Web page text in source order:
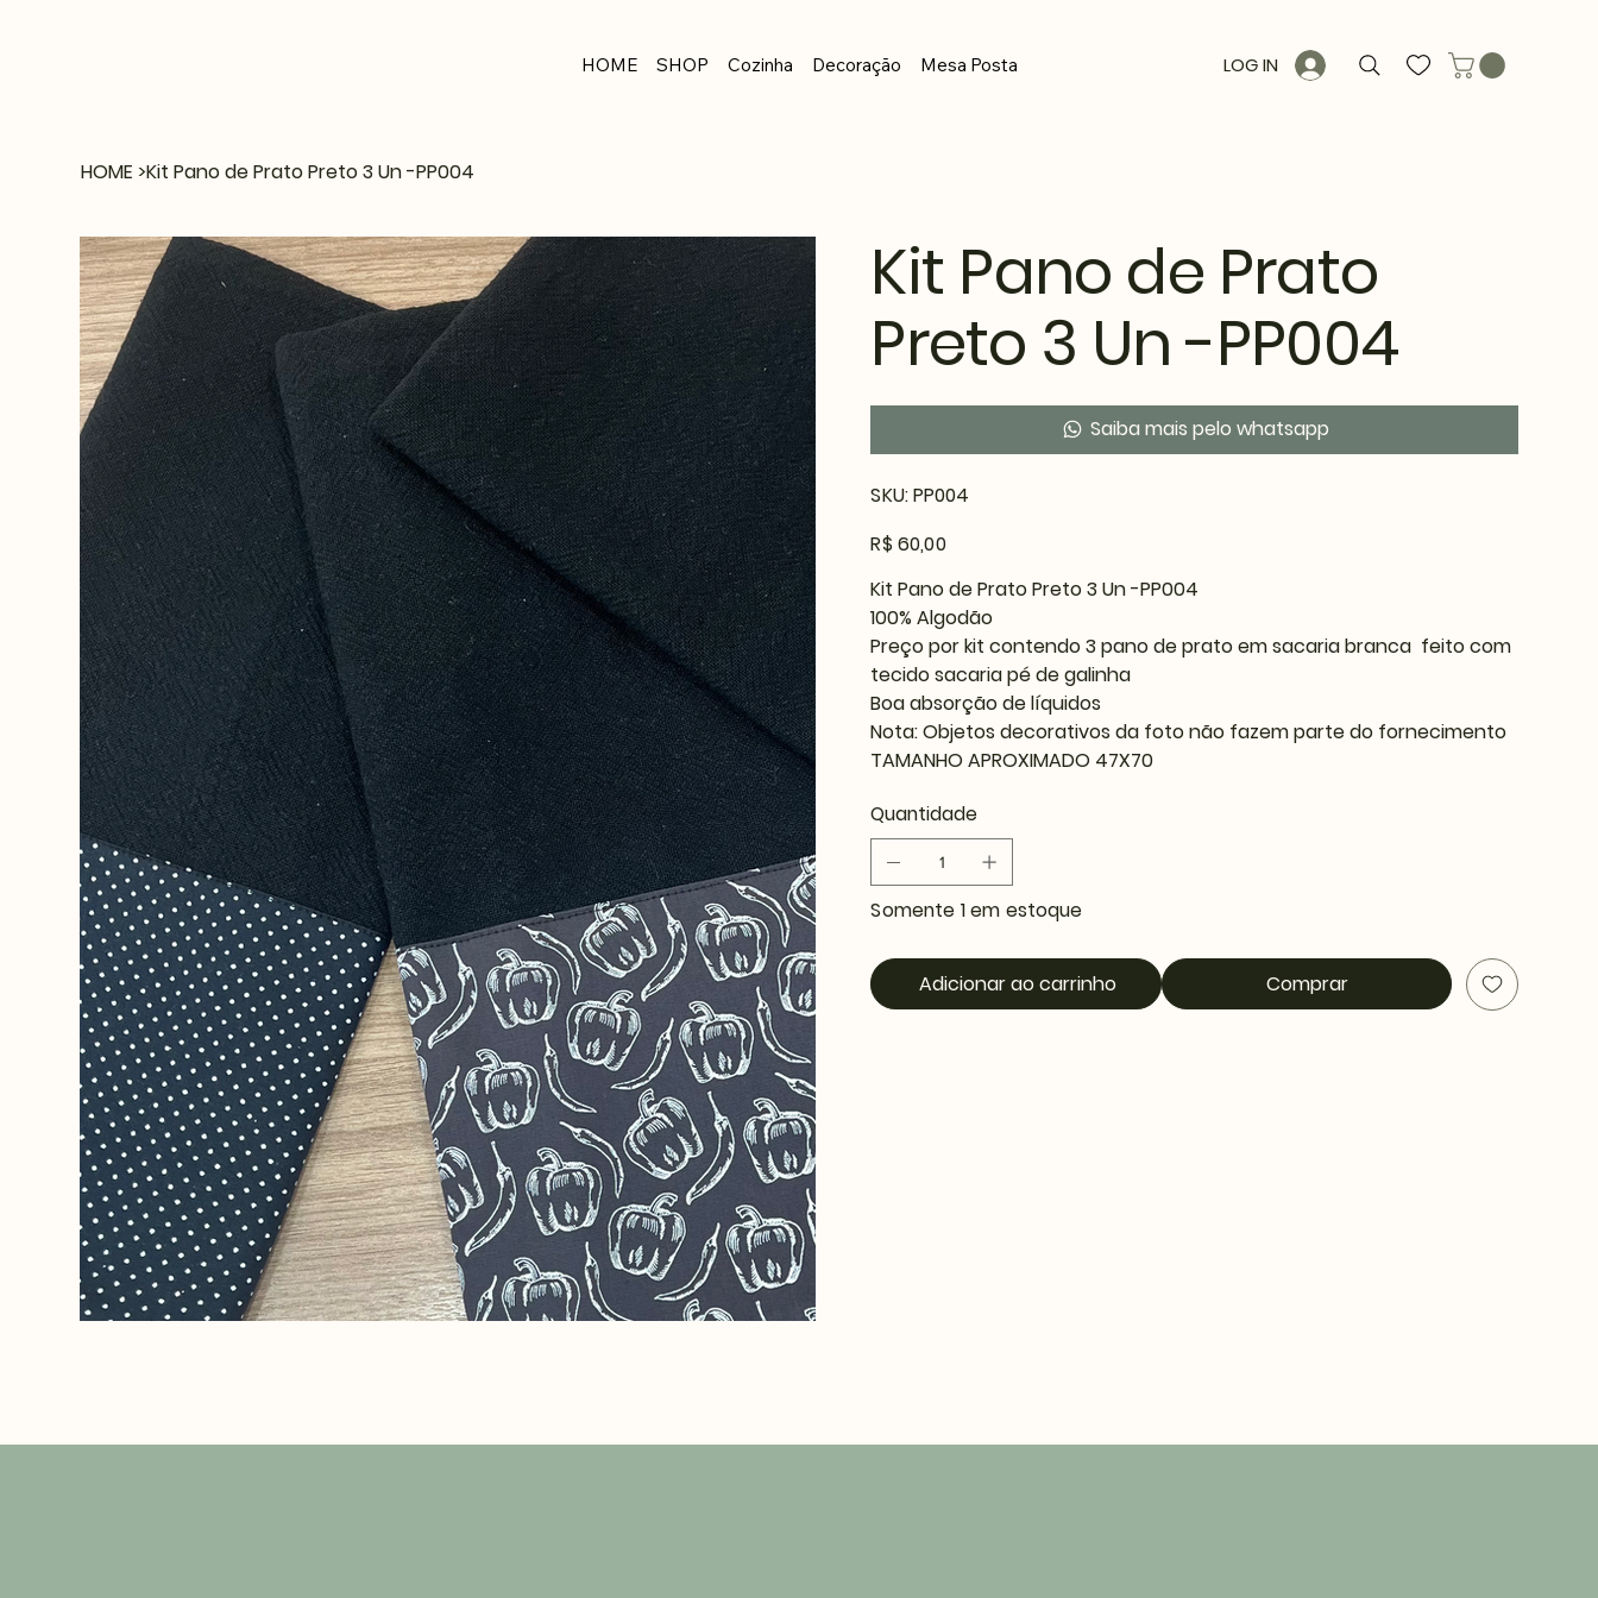
HOME SHOP Cozinha Decoração Mesa Posta LOG IN
HOME >Kit Pano de Prato Preto 3 Un -PP004
Kit Pano de Prato
Preto 3 Un -PP004
Saiba mais pelo whatsapp
SKU: PP004
PP004
Preço
R$ 60,00
Kit Pano de Prato Preto 3 Un -PP004
100% Algodão
Preço por kit contendo 3 pano de prato em sacaria branca feito com
tecido sacaria pé de galinha
Boa absorção de líquidos
Nota: Objetos decorativos da foto não fazem parte do fornecimento
TAMANHO APROXIMADO 47X70
Quantidade
Somente 1 em estoque
Adicionar ao carrinho Comprar